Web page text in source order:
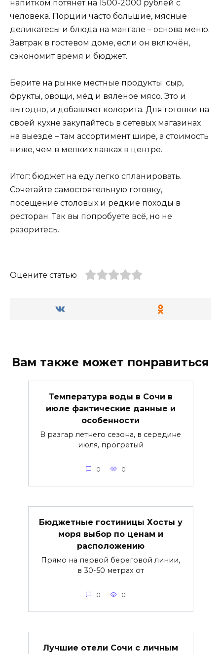
напитком потянет на 1500-2000 рублей с
человека. Порции часто большие, мясные
деликатесы и блюда на мангале – основа меню.
Завтрак в гостевом доме, если он включён,
сэкономит время и бюджет.
Берите на рынке местные продукты: сыр,
фрукты, овощи, мёд и вяленое мясо. Это и
выгодно, и добавляет колорита. Для готовки на
своей кухне закупайтесь в сетевых магазинах
на выезде – там ассортимент шире, а стоимость
ниже, чем в мелких лавках в центре.
Итог: бюджет на еду легко спланировать.
Сочетайте самостоятельную готовку,
посещение столовых и редкие походы в
ресторан. Так вы попробуете всё, но не
разоритесь.
Оцените статью
Вам также может понравиться
Температура воды в Сочи в
июле фактические данные и
особенности
В разгар летнего сезона, в середине
июля, прогретый
0 0
Бюджетные гостиницы Хосты у
моря выбор по ценам и
расположению
Прямо на первой береговой линии,
в 30-50 метрах от
0 0
Лучшие отели Сочи с личным